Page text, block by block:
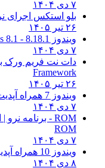
بلو استکس اجرای نرم
ویندوز 8.1 8.1 - Microsoft Windows 8.1
دات نت فریم ورک برای
Framework
ویندوز 7 همراه آپدیت 7 SP1
ROM - برنامه نرو | ابزار رایت حرفه ای و
ویندوز 10 همراه آپدیت 10 22H2